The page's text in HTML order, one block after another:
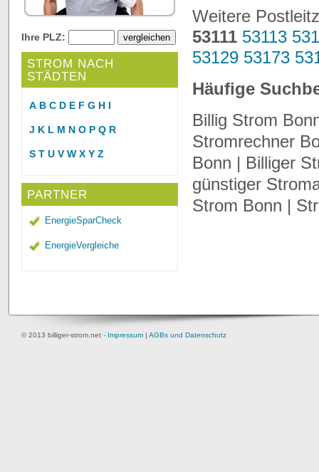
Ihre PLZ:
STROM NACH
STÄDTEN
A B C D E F G H I
J K L M N O P Q R
S T U V W X Y Z
PARTNER
EnergieSparCheck
EnergieVergleiche
Weitere
53111 53113
53129 53173
Häufige
Billig Strom
Stromrechner
Bonn | Billiger
günstiger
Strom Bonn |
© 2013 billiger-strom.net - Impressum | AGBs und Datenschutz